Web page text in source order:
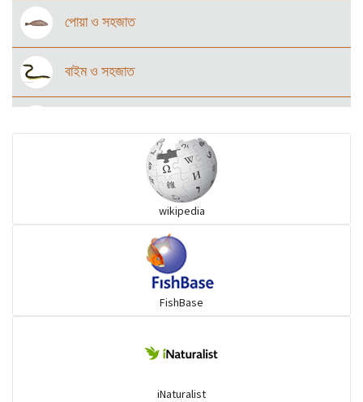
পোয়া ও সহজাত
বাইম ও সহজাত
অজানা (Mojarra)
wikipedia
FishBase
iNaturalist